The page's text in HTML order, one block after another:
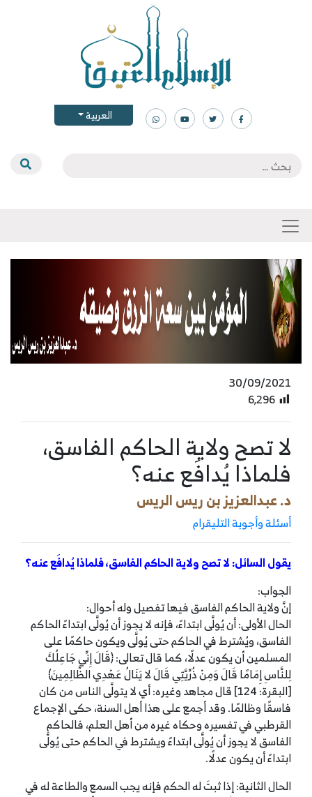
العربية
30/09/2021
6٬296
لا تصح ولاية الحاكم الفاسق،
فلماذا يُدافَع عنه؟
د. عبدالعزيز بن ريس الريس
أسئلة وأجوبة التليقرام
يقول السائل: لا تصح ولاية الحاكم الفاسق، فلماذا يُدافَع عنه؟
الجواب:
إنَّ ولاية الحاكم الفاسق فيها تفصيل وله أحوال:
الحال الأولى: أن يُولَّى ابتداءً، فإنه لا يجوز أن يُولَّى ابتداءً الحاكم
الفاسق، ويُشترط في الحاكم حتى يُولَّى ويكون حاكمًا على
المسلمين أن يكون عدلًا، كما قال تعالى: ﴿قَالَ إِنِّي جَاعِلُكَ
لِلنَّاسِ إِمَامًا قَالَ وَمِنْ ذُرِّيَّتِي قَالَ لا يَنَالُ عَهْدِي الظَّالِمِينَ﴾
[البقرة: 124] قال مجاهد وغيره: أي لا يتولَّى الناس من كان
فاسقًا وظالمًا. وقد أجمع على هذا أهل السنة، حكى الإجماع
القرطبي في تفسيره وحكاه غيره من أهل العلم، فالحاكم
الفاسق لا يجوز أن يُولَّى ابتداءً ويشترط في الحاكم حتى يُولَّى
ابتداءً أن يكون عدلًا.
الحال الثانية: إذا ثبتَ له الحكم فإنه يجب السمع والطاعة له في